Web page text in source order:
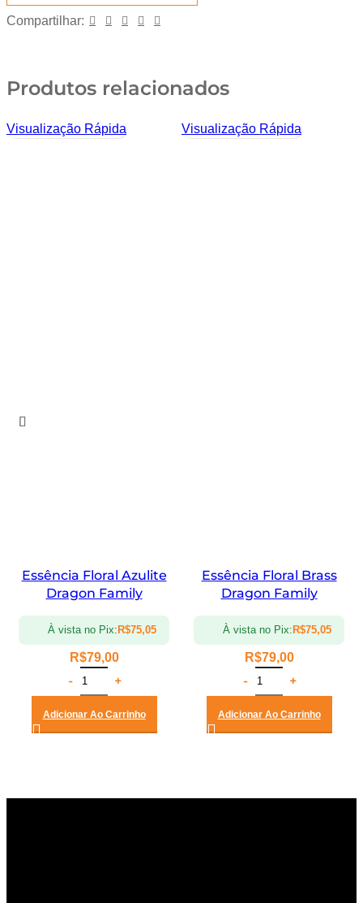
Compartilhar:
Produtos relacionados
Visualização Rápida
Essência Floral Azulite
Dragon Family
À vista no Pix: R$75,05
R$79,00
Adicionar Ao Carrinho
Visualização Rápida
Essência Floral Brass
Dragon Family
À vista no Pix: R$75,05
R$79,00
Adicionar Ao Carrinho